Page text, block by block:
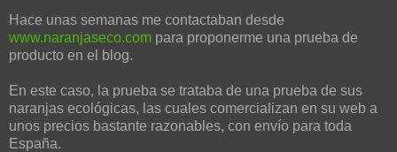
Hace unas semanas me contactaban desde
www.naranjaseco.com para proponerme una prueba de
producto en el blog.
En este caso, la prueba se trataba de una prueba de sus
naranjas ecológicas, las cuales comercializan en su web a
unos precios bastante razonables, con envío para toda
España.